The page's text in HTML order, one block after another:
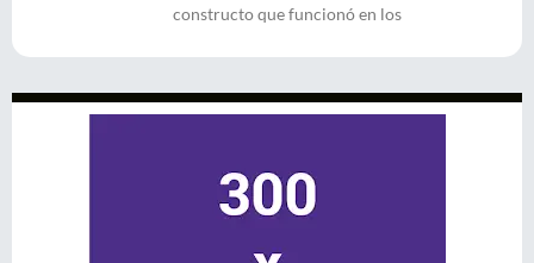
constructo que funcionó en los